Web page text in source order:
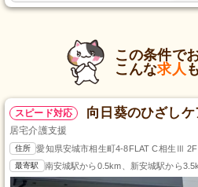
この条件で
こんな求人
スピード対応 向日葵のひざし
居宅介護支援
住所 愛知県安城市相生町4-8FLAT C相生Ⅲ 2F
最寄駅 南安城駅から0.5km、新安城駅から